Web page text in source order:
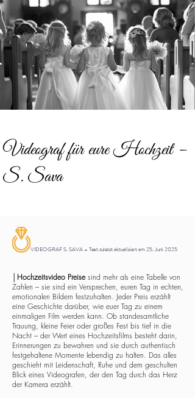
Videograf für eure Hochzeit –
S. Sava
VIDEOGRAF S. SAVA – Text zuletzt aktualisiert am 25. Juni 2025
Hochzeitsvideo Preisesind mehr als eine Tabelle von
Zahlen – sie sind ein Versprechen, euren Tag in echten,
emotionalen Bildern festzuhalten. Jeder Preis erzählt
eine Geschichte darüber, wie euer Tag zu einem
einmaligen Film werden kann. Ob standesamtliche
Trauung, kleine Feier oder großes Fest bis tief in die
Nacht – der Wert eines Hochzeitsfilms besteht darin,
Erinnerungen zu bewahren und sie durch authentisch
festgehaltene Momente lebendig zu halten. Das alles
geschieht mit Leidenschaft, Ruhe und dem geschulten
Blick eines Videografen, der den Tag durch das Herz
der Kamera erzählt.